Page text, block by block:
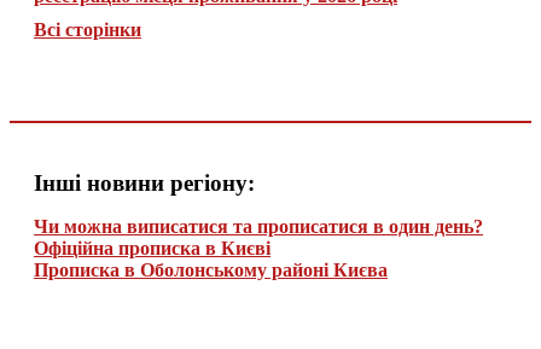
Всі сторінки
Інші новини регіону:
Чи можна виписатися та прописатися в один день?
Офіційна прописка в Києві
Прописка в Оболонському районі Києва